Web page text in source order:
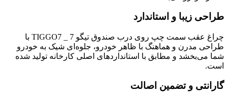
طراحی زیبا و استاندارد
چراغ عقب سمت چپ روی درب صندوق تیگو 7 _ TIGGO7 با
طراحی مدرن و هماهنگ با ظاهر خودرو، جلوه‌ای شیک به خودرو
شما می‌بخشد و مطابق با استانداردهای اصلی کارخانه تولید شده
است.
گارانتی و تضمین اصالت